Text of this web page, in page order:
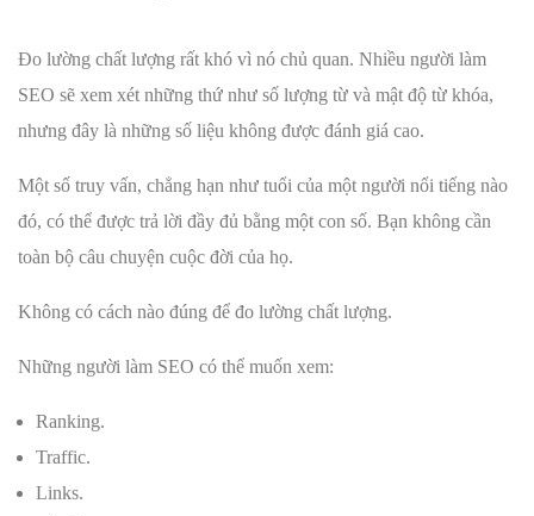
Đo lường chất lượng rất khó vì nó chủ quan. Nhiều người làm
SEO sẽ xem xét những thứ như số lượng từ và mật độ từ khóa,
nhưng đây là những số liệu không được đánh giá cao.
Một số truy vấn, chẳng hạn như tuổi của một người nổi tiếng nào
đó, có thể được trả lời đầy đủ bằng một con số. Bạn không cần
toàn bộ câu chuyện cuộc đời của họ.
Không có cách nào đúng để đo lường chất lượng.
Những người làm SEO có thể muốn xem:
Ranking.
Traffic.
Links.